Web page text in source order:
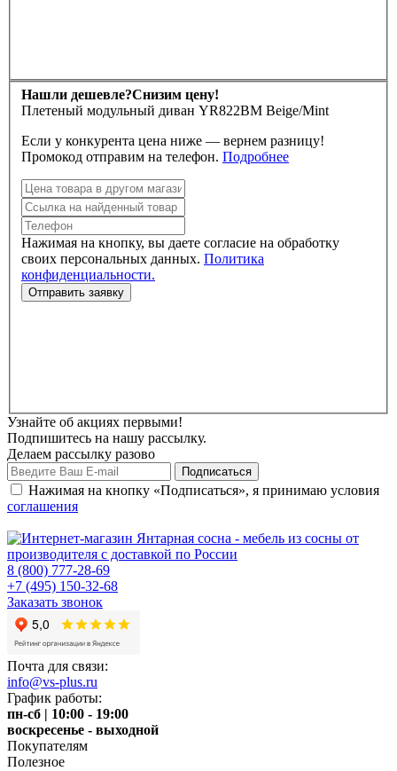
Нашли дешевле?Снизим цену!
Плетеный модульный диван YR822BM Beige/Mint
Если у конкурента цена ниже — вернем разницу!
Промокод отправим на телефон. Подробнее
Нажимая на кнопку, вы даете согласие на обработку
своих персональных данных. Политика
конфиденциальности.
Узнайте об акциях первыми!
Подпишитесь на нашу рассылку.
Делаем рассылку разово
Нажимая на кнопку «Подписаться», я принимаю условия
соглашения
8 (800) 777-28-69
+7 (495) 150-32-68
Заказать звонок
Почта для связи:
info@vs-plus.ru
График работы:
пн-сб | 10:00 - 19:00
воскресенье - выходной
Покупателям
Полезное